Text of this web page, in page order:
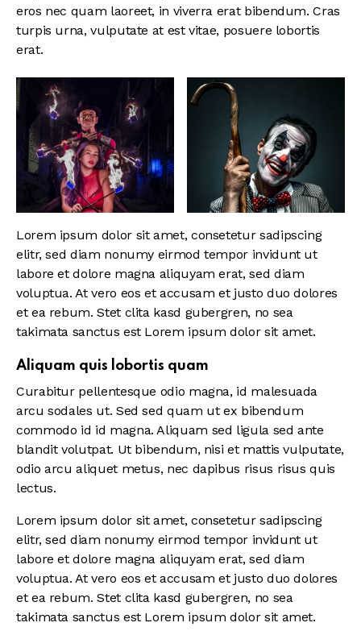
eros nec quam laoreet, in viverra erat bibendum. Cras
turpis urna, vulputate at est vitae, posuere lobortis
erat.
Lorem ipsum dolor sit amet, consetetur sadipscing
elitr, sed diam nonumy eirmod tempor invidunt ut
labore et dolore magna aliquyam erat, sed diam
voluptua. At vero eos et accusam et justo duo dolores
et ea rebum. Stet clita kasd gubergren, no sea
takimata sanctus est Lorem ipsum dolor sit amet.
Aliquam quis lobortis quam
Curabitur pellentesque odio magna, id malesuada
arcu sodales ut. Sed sed quam ut ex bibendum
commodo id id magna. Aliquam sed ligula sed ante
blandit volutpat. Ut bibendum, nisi et mattis vulputate,
odio arcu aliquet metus, nec dapibus risus risus quis
lectus.
Lorem ipsum dolor sit amet, consetetur sadipscing
elitr, sed diam nonumy eirmod tempor invidunt ut
labore et dolore magna aliquyam erat, sed diam
voluptua. At vero eos et accusam et justo duo dolores
et ea rebum. Stet clita kasd gubergren, no sea
takimata sanctus est Lorem ipsum dolor sit amet.